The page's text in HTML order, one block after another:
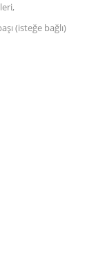
(isteğe bağlı)